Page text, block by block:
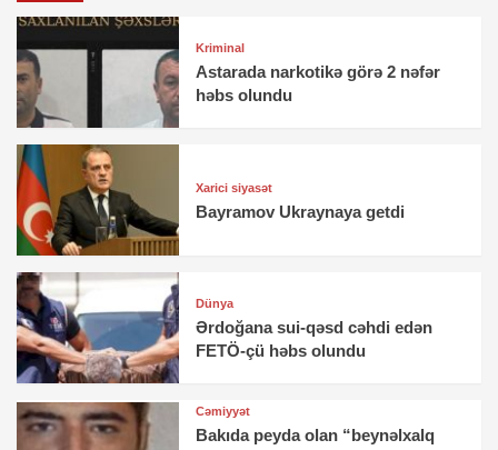
Kriminal
Astarada narkotikə görə 2 nəfər
həbs olundu
Xarici siyasət
Bayramov Ukraynaya getdi
Dünya
Ərdoğana sui-qəsd cəhdi edən
FETÖ-çü həbs olundu
Cəmiyyət
Bakıda peyda olan “beynəlxalq